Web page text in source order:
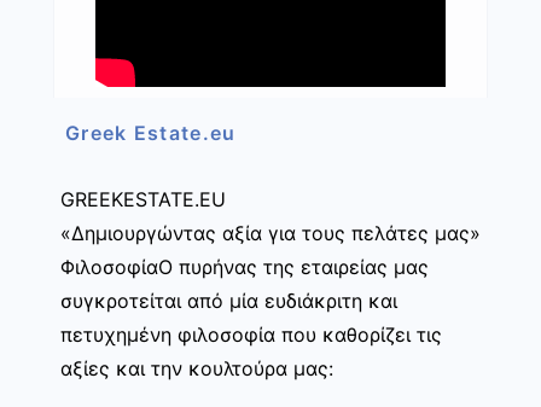
Greek Estate.eu
GREEKESTATE.EU
«Δημιουργώντας αξία για τους πελάτες μας»
ΦιλοσοφίαΟ πυρήνας της εταιρείας μας
συγκροτείται από μία ευδιάκριτη και
πετυχημένη φιλοσοφία που καθορίζει τις
αξίες και την κουλτούρα μας: